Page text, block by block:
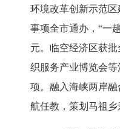
环境改革创新示范区
事项全市通办，“一
元。临空经济区获
织服务产业博览会等
项。 融入海峡两岸融
航任教，策划马祖乡